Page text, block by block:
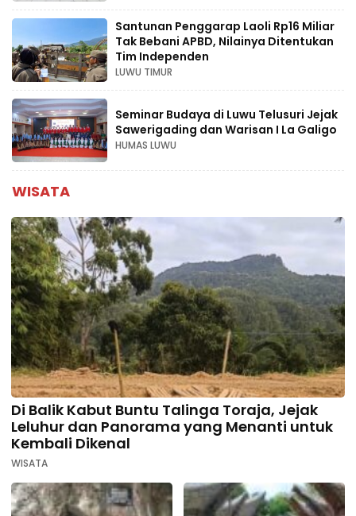
Santunan Penggarap Laoli Rp16 Miliar
Tak Bebani APBD, Nilainya Ditentukan
Tim Independen
LUWU TIMUR
Seminar Budaya di Luwu Telusuri Jejak
Sawerigading dan Warisan I La Galigo
HUMAS LUWU
WISATA
Di Balik Kabut Buntu Talinga Toraja, Jejak
Leluhur dan Panorama yang Menanti untuk
Kembali Dikenal
WISATA